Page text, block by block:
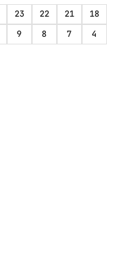
23 22 21
18
9 8 7
4